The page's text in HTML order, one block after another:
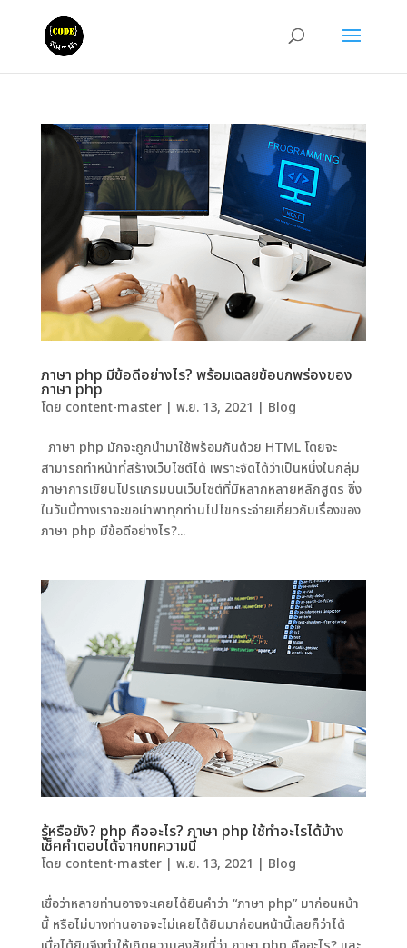
ภาษา php มีข้อดีอย่างไร? พร้อมเฉลยข้อบกพร่องของ
ภาษา php
โดย content-master| พ.ย. 13, 2021 | Blog
ภาษา php มักจะถูกนำมาใช้พร้อมกันด้วย HTML โดยจะ
สามารถทำหน้าที่สร้างเว็บไซต์ได้ เพราะจัดได้ว่าเป็นหนึ่งในกลุ่ม
ภาษาการเขียนโปรแกรมบนเว็บไซต์ที่มีหลากหลายหลักสูตร ซึ่ง
ในวันนี้ทางเราจะขอนำพาทุกท่านไปไขกระจ่ายเกี่ยวกับเรื่องของ
ภาษา php มีข้อดีอย่างไร?...
รู้หรือยัง? php คืออะไร? ภาษา php ใช้ทําอะไรได้บ้าง
เช็คคำตอบได้จากบทความนี้
โดย content-master| พ.ย. 13, 2021 | Blog
เชื่อว่าหลายท่านอาจจะเคยได้ยินคำว่า “ภาษา php” มาก่อนหน้า
นี้ หรือไม่บางท่านอาจจะไม่เคยได้ยินมาก่อนหน้านี้เลยก็ว่าได้